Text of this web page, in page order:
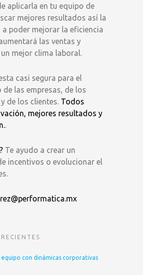
aplicarla en tu equipo de
mejores resultados así la
a poder mejorar la eficiencia
las ventas y
mejor clima laboral.
casi segura para el
de las empresas, de los
de los clientes. Todos
mejores resultados y
.
Te ayudo a crear un
incentivos o evolucionar el
equipo con dinámicas corporativas